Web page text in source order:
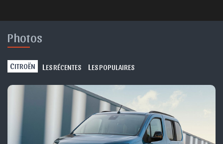
Photos
CITROËN L ES RÉCENTES L ES POPULAIRES